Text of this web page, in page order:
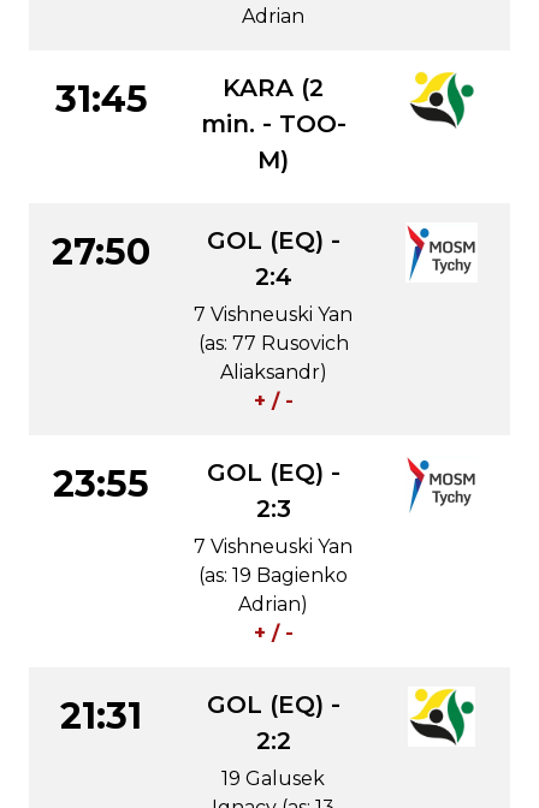
Adrian
31:45
KARA (2
min. - TOO-
M)
27:50
GOL (EQ) -
2:4
7 Vishneuski Yan
(as: 77 Rusovich
Aliaksandr)
+ / -
23:55
GOL (EQ) -
2:3
7 Vishneuski Yan
(as: 19 Bagienko
Adrian)
+ / -
21:31
GOL (EQ) -
2:2
19 Galusek